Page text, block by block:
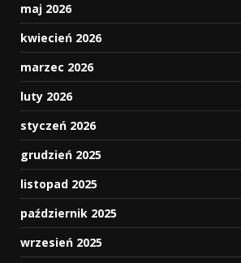
maj 2026
kwiecień 2026
marzec 2026
luty 2026
styczeń 2026
grudzień 2025
listopad 2025
październik 2025
wrzesień 2025